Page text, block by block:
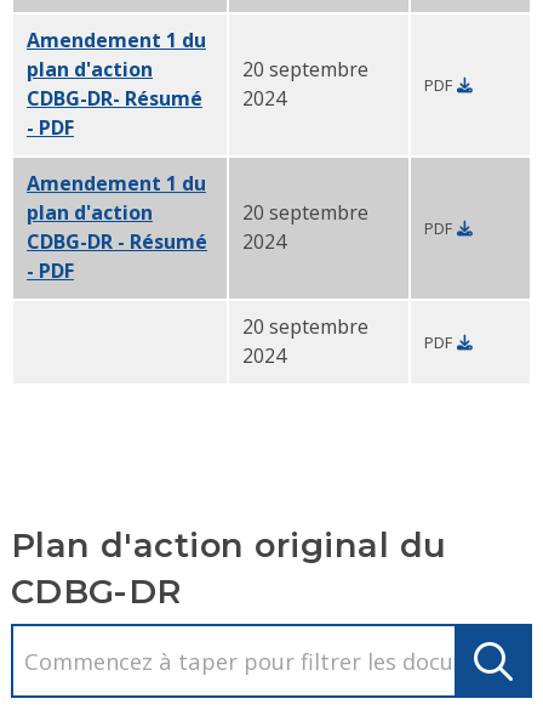
Amendement 1 du
plan d'action
CDBG-DR- Résumé
- PDFen chinois simplifié
20 septembre
2024
PDF
Amendement 1 du
plan d'action
CDBG-DR - Résumé
- PDFen vietnamien
20 septembre
2024
PDF
Amendement 1 du plan d'action CDBG-DR- Résumé -
20 septembre
2024
PDF
Plan d'action original du
CDBG-DR